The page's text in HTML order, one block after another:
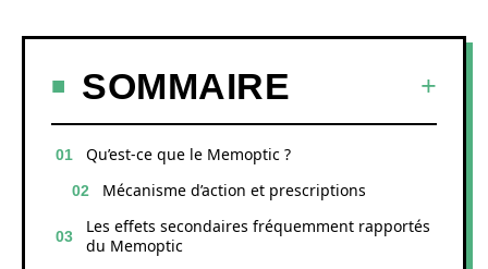
SOMMAIRE
Qu’est-ce que le Memoptic ?
Mécanisme d’action et prescriptions
Les effets secondaires fréquemment rapportés
du Memoptic